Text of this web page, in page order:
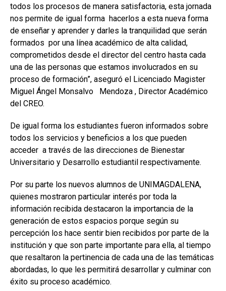
todos los procesos de manera satisfactoria, esta jornada
nos permite de igual forma hacerlos a esta nueva forma
de enseñar y aprender y darles la tranquilidad que serán
formados por una línea académico de alta calidad,
comprometidos desde el director del centro hasta cada
una de las personas que estamos involucrados en su
proceso de formación”, aseguró el Licenciado Magister
Miguel Ángel Monsalvo Mendoza , Director Académico
del CREO.
De igual forma los estudiantes fueron informados sobre
todos los servicios y beneficios a los que pueden
acceder a través de las direcciones de Bienestar
Universitario y Desarrollo estudiantil respectivamente.
Por su parte los nuevos alumnos de UNIMAGDALENA,
quienes mostraron particular interés por toda la
información recibida destacaron la importancia de la
generación de estos espacios porque según su
percepción los hace sentir bien recibidos por parte de la
institución y que son parte importante para ella, al tiempo
que resaltaron la pertinencia de cada una de las temáticas
abordadas, lo que les permitirá desarrollar y culminar con
éxito su proceso académico.